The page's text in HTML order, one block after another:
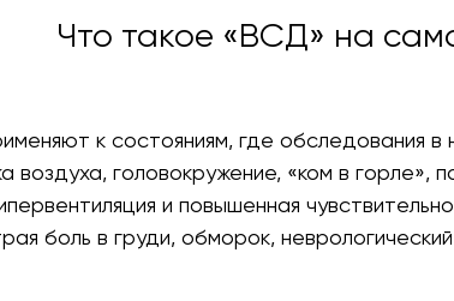
Что такое «ВСД» на
к состояниям, где обследования в
воздуха, головокружение, «ком в горле»,
и повышенная
боль в груди, обморок,